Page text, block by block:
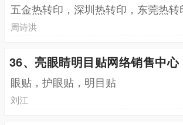
五金热转印，深圳热转印，东莞热转
周诗洪
36、亮眼睛明目贴网络销售中心
眼贴，护眼贴，明目贴
刘江